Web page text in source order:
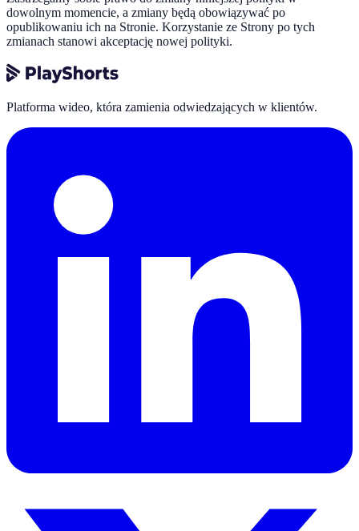
dowolnym momencie, a zmiany będą obowiązywać po
opublikowaniu ich na Stronie. Korzystanie ze Strony po tych
zmianach stanowi akceptację nowej polityki.
Platforma wideo, która zamienia odwiedzających w klientów.